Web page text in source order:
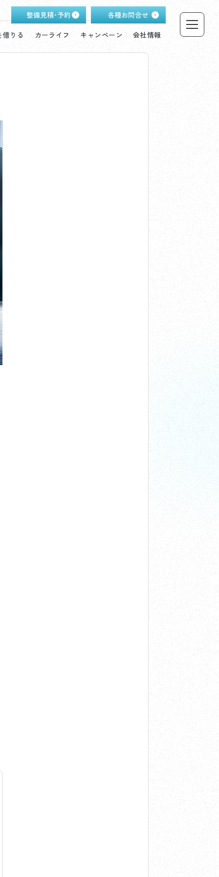
借りる カーライフ キャンペーン 会社情報
整備見積･予約 各種お問合せ